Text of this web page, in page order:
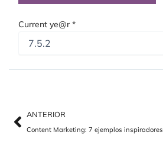
Current ye@r *
AntANTERIOR
Content Marketing: 7 ejemplos inspiradores